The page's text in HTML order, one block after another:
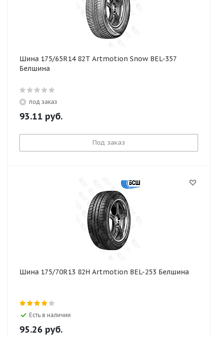
Шина 175/65R14 82T Artmotion Snow BEL-357
Белшина
под заказ
93.11 руб.
Под заказ
Шина 175/70R13 82H Artmotion BEL-253 Белшина
Есть в наличии
95.26 руб.